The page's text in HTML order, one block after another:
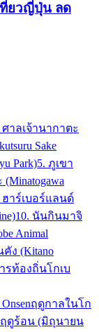
ที่ยวญี่ปุ่น ลด
ศาลเจ้านากาตะ
Sake
Park)5. ภูเขา
ฮาร์เบอร์แลนด์
10. นันกินมาจิ
Animal
ง (Kitano
รท้องถิ่นโกเบ
ฤดูกาลในโก
ฤดูร้อน (มิถุนายน